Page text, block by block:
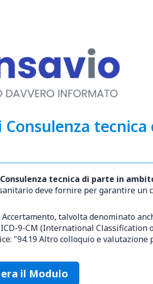
Consulenza tecnica di parte in
deve fornire per garantire un
talvolta denominato
9-CM (International Classification
"94.19 Altro colloquio e valutazione
il Modulo